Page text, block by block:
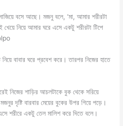
বসে আছে। মজনু বলে, ‘মা, আমার শরীরটা
নিয়ে আমার ঘরে এসে একটু শরীরটা টিপে
বাবার ঘরে প্রবেশ করে। তারপর নিজের হাতে
নিজের শাড়ির আচলটাকে বুক থেকে সরিয়ে
দৃষ্টি বারবার মেয়ের বুকের উপর গিয়ে পড়ে।
শরীরে একটু তেল মালিশ করে দিতে বলে।